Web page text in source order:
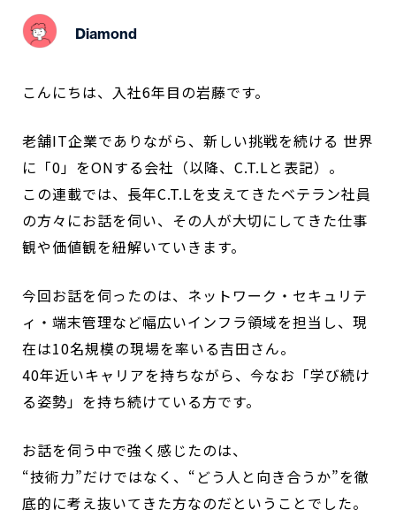
Diamond
こんにちは、入社6年目の岩藤です。
老舗IT企業でありながら、新しい挑戦を続ける 世界
に「0」をONする会社 （以降、C.T.Lと表記）。
この連載では、長年C.T.Lを支えてきたベテラン社員
の方々にお話を伺い、その人が大切にしてきた仕事
観や価値観を紐解いていきます。
今回お話を伺ったのは、ネットワーク・セキュリテ
ィ・端末管理など幅広いインフラ領域を担当し、現
在は10名規模の現場を率いる吉田さん。
40年近いキャリアを持ちながら、今なお「学び続け
る姿勢」を持ち続けている方です。
お話を伺う中で強く感じたのは、
“技術力”だけではなく、“どう人と向き合うか”を徹
底的に考え抜いてきた方なのだということでした。